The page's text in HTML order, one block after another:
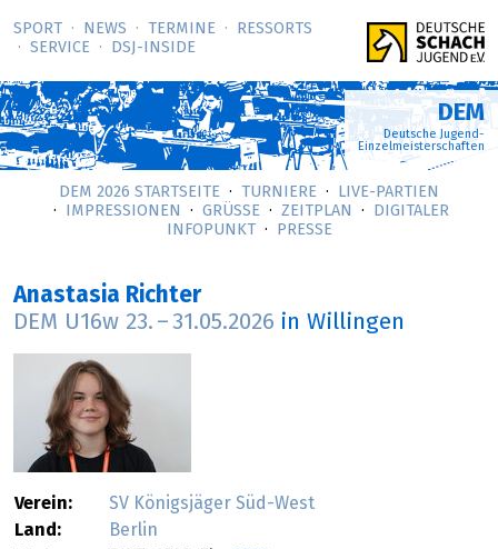
SPORT NEWS TERMINE
RESSORTS
SERVICE
DSJ-­INSIDE
DEM
Deutsche Jugend-
Einzelmeisterschaften
DEM 2026 STARTSEITE TURNIERE
LIVE-PARTIEN
IMPRESSIONEN
GRÜSSE ZEITPLAN
DIGITALER
INFOPUNKT
PRESSE
Anastasia Richter
DEM U16w 23. – 31.05.2026 in Willingen
Verein:
SV Königsjäger Süd-West
Land:
Berlin